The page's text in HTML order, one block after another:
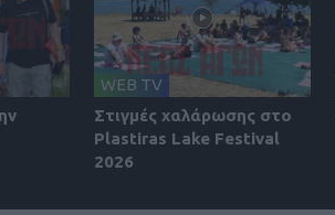
WEB TV
Στιγμές χαλάρωσης στο
Plastiras Lake Festival
2026